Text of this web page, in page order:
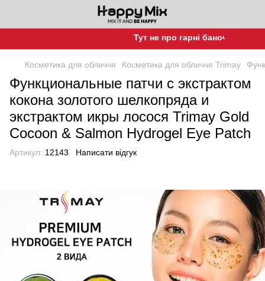
Тут не про гарні баночки, а про
Косметика для обличчя Косметика для обличчя Trimay
Функциональные патчи с экстрактом
кокона золотого шелкопряда и
экстрактом икры лосося Trimay Gold
Cocoon & Salmon Hydrogel Eye Patch
Артикул: 12143 Написати відгук